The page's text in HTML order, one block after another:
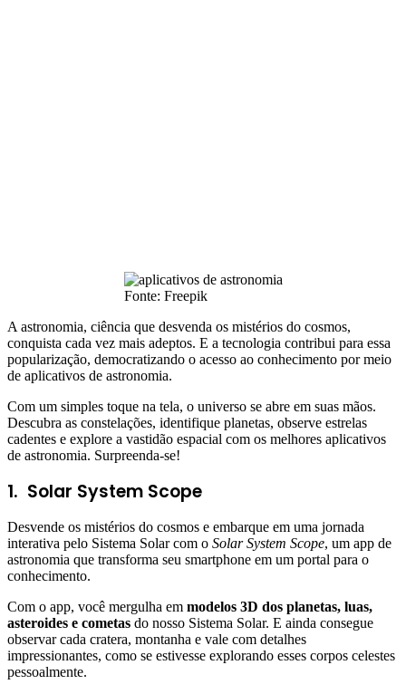
Fonte: Freepik
A astronomia, ciência que desvenda os mistérios do cosmos,
conquista cada vez mais adeptos. E a tecnologia contribui para essa
popularização, democratizando o acesso ao conhecimento por meio
de aplicativos de astronomia.
Com um simples toque na tela, o universo se abre em suas mãos.
Descubra as constelações, identifique planetas, observe estrelas
cadentes e explore a vastidão espacial com os melhores aplicativos
de astronomia. Surpreenda-se!
1. Solar System Scope
Desvende os mistérios do cosmos e embarque em uma jornada
interativa pelo Sistema Solar com o Solar System Scope, um app de
astronomia que transforma seu smartphone em um portal para o
conhecimento.
Com o app, você mergulha em modelos 3D dos planetas, luas,
asteroides e cometas do nosso Sistema Solar. E ainda consegue
observar cada cratera, montanha e vale com detalhes
impressionantes, como se estivesse explorando esses corpos celestes
pessoalmente.